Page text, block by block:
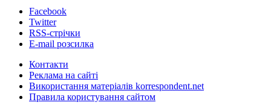
Facebook
Twitter
RSS-стрічки
E-mail розсилка
Контакти
Реклама на сайті
Використання матеріалів korrespondent.net
Правила користування сайтом